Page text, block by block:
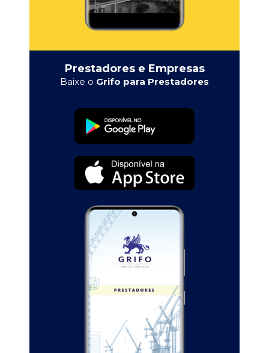
Prestadores e Empresas
Baixe o Grifo para Prestadores